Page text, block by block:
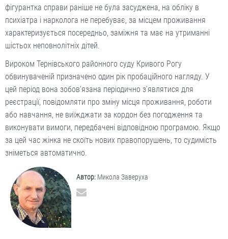
фігурантка справи раніше не була засуджена, на обліку в
психіатра і нарколога не перебуває, за місцем проживання
характеризується посередньо, заміжня та має на утриманні
шістьох неповнолітніх дітей.
Вироком Тернівського районного суду Кривого Рогу
обвинуваченій призначено один рік пробаційного нагляду. У
цей період вона зобов’язана періодично з’являтися для
реєстрації, повідомляти про зміну місця проживання, роботи
або навчання, не виїжджати за кордон без погодження та
виконувати вимоги, передбачені відповідною програмою. Якщо
за цей час жінка не скоїть нових правопорушень, то судимість
зніметься автоматично.
Автор: Микола Заверуха